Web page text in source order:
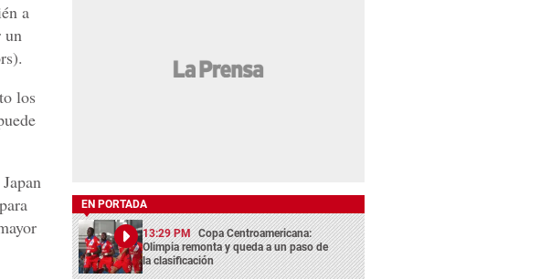
a
un
los
EN PORTADA
13:29 PM Copa Centroamericana:
Olimpia remonta y queda a un paso de
la clasificación